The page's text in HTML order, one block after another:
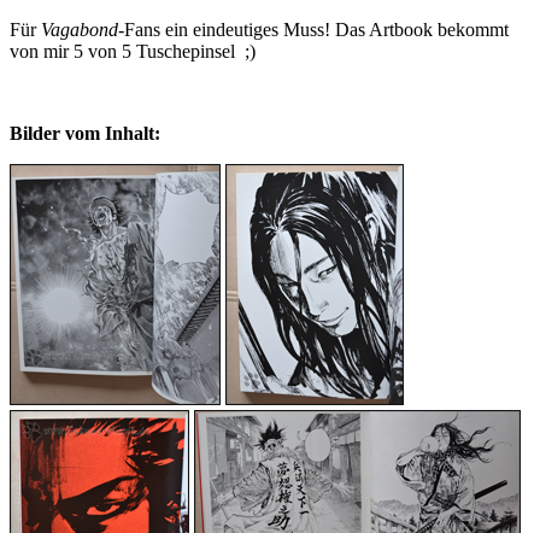
Für Vagabond-Fans ein eindeutiges Muss! Das Artbook bekommt
von mir 5 von 5 Tuschepinsel ;)
Bilder vom Inhalt: